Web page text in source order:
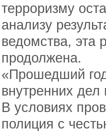
терроризму
анализу
ведомства, эта
продолжена.
«Прошедший
внутренних дел
В условиях
полиция с